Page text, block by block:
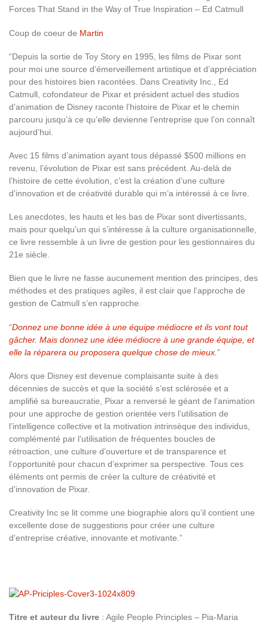
Forces That Stand in the Way of True Inspiration – Ed Catmull
Coup de coeur de Martin
“Depuis la sortie de Toy Story en 1995, les films de Pixar sont
pour moi une source d’émerveillement artistique et d’appréciation
pour des histoires bien racontées. Dans Creativity Inc., Ed
Catmull, cofondateur de Pixar et président actuel des studios
d’animation de Disney raconte l’histoire de Pixar et le chemin
parcouru jusqu’à ce qu’elle devienne l’entreprise que l’on connaît
aujourd’hui.
Avec 15 films d’animation ayant tous dépassé $500 millions en
revenu, l’évolution de Pixar est sans précédent. Au-delà de
l’histoire de cette évolution, c’est la création d’une culture
d’innovation et de créativité durable qui m’a intéressé à ce livre.
Les anecdotes, les hauts et les bas de Pixar sont divertissants,
mais pour quelqu’un qui s’intéresse à la culture organisationnelle,
ce livre ressemble à un livre de gestion pour les gestionnaires du
21e siècle.
Bien que le livre ne fasse aucunement mention des principes, des
méthodes et des pratiques agiles, il est clair que l’approche de
gestion de Catmull s’en rapproche.
“Donnez une bonne idée à une équipe médiocre et ils vont tout
gâcher. Mais donnez une idée médiocre à une grande équipe, et
elle la réparera ou proposera quelque chose de mieux. ”
Alors que Disney est devenue complaisante suite à des
décennies de succès et que la société s’est sclérosée et a
amplifié sa bureaucratie, Pixar a renversé le géant de l’animation
pour une approche de gestion orientée vers l’utilisation de
l’intelligence collective et la motivation intrinsèque des individus,
complémenté par l’utilisation de fréquentes boucles de
rétroaction, une culture d’ouverture et de transparence et
l’opportunité pour chacun d’exprimer sa perspective. Tous ces
éléments ont permis de créer la culture de créativité et
d’innovation de Pixar.
Creativity Inc se lit comme une biographie alors qu’il contient une
excellente dose de suggestions pour créer une culture
d’entreprise créative, innovante et motivante.”
Titre et auteur du livre : Agile People Principles – Pia-Maria